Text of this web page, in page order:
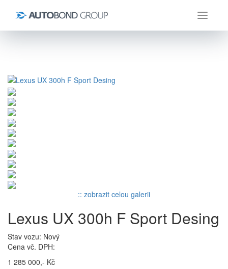
Úvod Lexus UX 300h Lexus UX 300h F Sport Desing
:: zobrazit celou galerii
Lexus UX 300h F Sport Desing
Stav vozu: Nový
Cena vč. DPH:
1 285 000,- Kč